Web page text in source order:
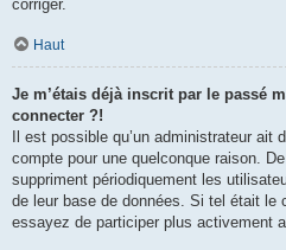
corriger.
Haut
Je m’étais déjà inscrit par le passé
connecter ?!
Il est possible qu’un administrateur
compte pour une quelconque raison.
suppriment périodiquement les
de leur base de données. Si tel était
essayez de participer plus activement